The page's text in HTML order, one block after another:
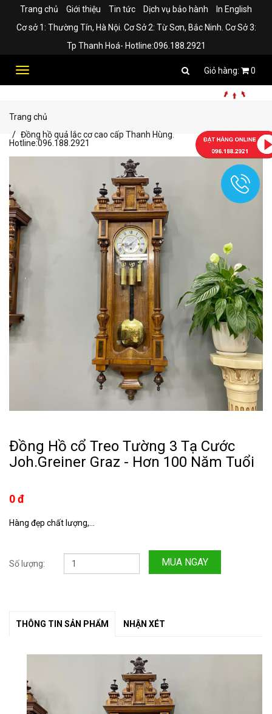
Trang chủ Giới thiệu Tin tức Dịch vụ bảo hành
In English
Cơ sở 1: Thường Tín, Hà Nội. Cơ Sở 2: Từ Sơn, Bắc Ninh. Cơ Sở 3:
Tp Thanh Hoá- Hotline:096.188.2921
Toggle
0
Trang chủ
Đồng hồ quả lắc cơ cao cấp Thanh Hùng.
Hotline:096.188.2921
Đồng Hồ cổ Treo Tường 3 Tạ Cước
Joh.Greiner Graz - Hơn 100 Năm Tuổi
0 đ
Hàng đẹp chất lượng,...
Số lượng: MUA NGAY
THÔNG TIN SẢN PHẨM NHẬN XÉT